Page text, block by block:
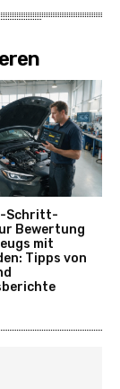
Schritt-
Bewertung
mit
Tipps von